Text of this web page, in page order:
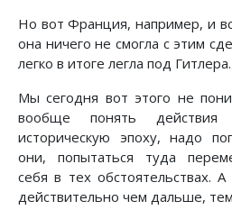
Но вот Франция, например, и
она ничего не смогла с этим
легко в итоге легла под Гитлера.
Мы сегодня вот этого не
вообще понять
историческую эпоху, надо
они, попытаться туда
себя в тех обстоятельствах.
действительно чем дальше,